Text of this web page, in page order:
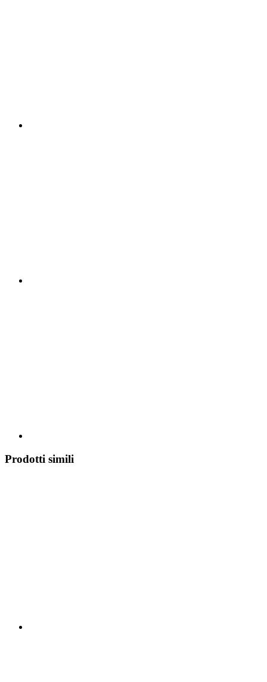
Prodotti simili